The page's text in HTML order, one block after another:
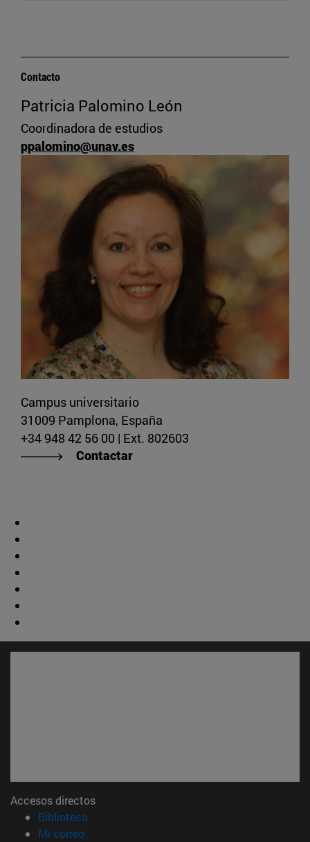
Contacto
Patricia Palomino León
Coordinadora de estudios
ppalomino@unav.es
Campus universitario
31009 Pamplona, España
+34 948 42 56 00 | Ext. 802603
Contactar
Accesos directos
Biblioteca
Mi correo(abre en nueva ventana)